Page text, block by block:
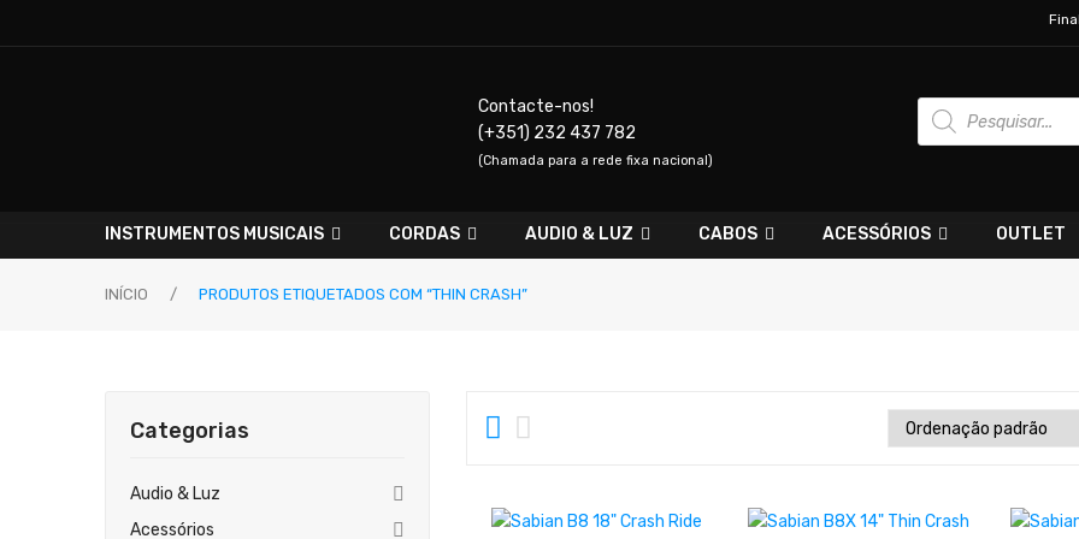
Contacte-nos!
(+351) 232 437 782
(Chamada para a rede fixa nacional)
Products
search
INSTRUMENTOS MUSICAIS CORDAS AUDIO & LUZ CABOS ACESSÓRIOS OUTLET
INÍCIO / PRODUTOS ETIQUETADOS COM “THIN CRASH”
Categorias
Audio & Luz
Acessórios